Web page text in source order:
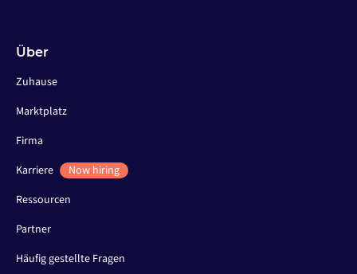
Über
Zuhause
Marktplatz
Firma
Karriere
Now hiring
Ressourcen
Partner
Häufig gestellte Fragen